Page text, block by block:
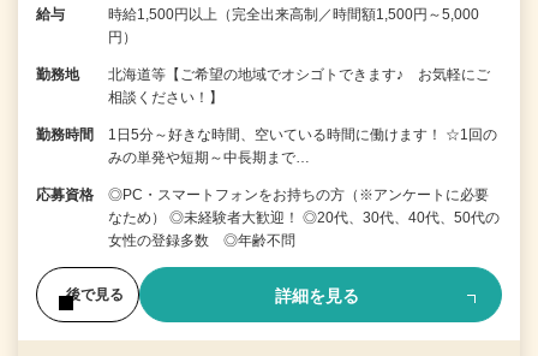
給与
時給1,500円以上（完全出来高制／時間額1,500円～5,000
円）
勤務地
北海道等【ご希望の地域でオシゴトできます♪ お気軽にご
相談ください！】
勤務時間
1日5分～好きな時間、空いている時間に働けます！ ☆1回の
みの単発や短期～中長期まで…
応募資格
◎PC・スマートフォンをお持ちの方（※アンケートに必要
なため） ◎未経験者大歓迎！ ◎20代、30代、40代、50代の
女性の登録多数 ◎年齢不問
後で見る 詳細を見る